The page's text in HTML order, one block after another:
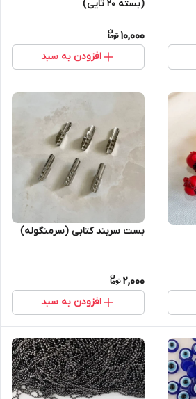
(بسته ۲۰ تایی)
10,000
افزودن به سبد
بست سربند کتابی (سرمنگوله)
2,000
افزودن به سبد